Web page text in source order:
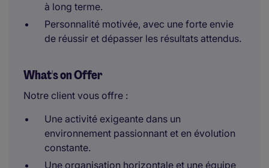
à long terme.
Personnalité motivée, avec une forte envie
de réussir et dépasser les résultats attendus.
What's on Offer
Notre client vous offre :
Une activité exigeante dans un
environnement passionnant et en évolution
constante.
Une organisation horizontale et une équipe